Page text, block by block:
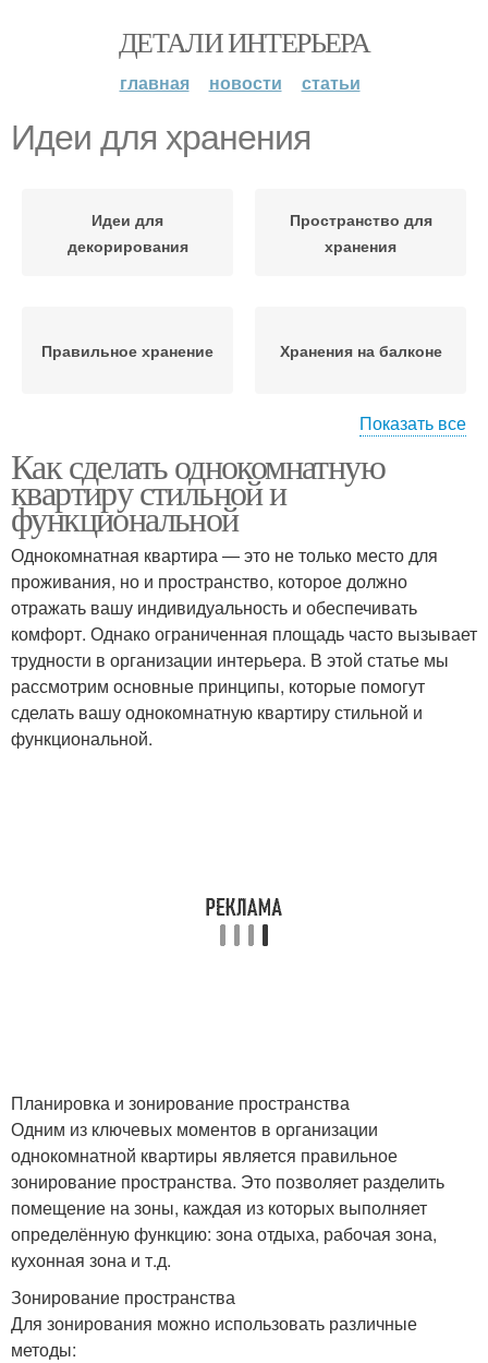
ДЕТАЛИ ИНТЕРЬЕРА
главная новости статьи
Идеи для хранения
Идеи для
декорирования
Пространство для
хранения
Правильное хранение Хранения на балконе
профессионалов
Хранения в квартире
Хранения на кухне
Показать все
Как сделать однокомнатную
квартиру стильной и
функциональной
Однокомнатная квартира — это не только место для
проживания, но и пространство, которое должно
отражать вашу индивидуальность и обеспечивать
комфорт. Однако ограниченная площадь часто вызывает
трудности в организации интерьера. В этой статье мы
рассмотрим основные принципы, которые помогут
сделать вашу однокомнатную квартиру стильной и
функциональной.
Планировка и зонирование пространства
Одним из ключевых моментов в организации
однокомнатной квартиры является правильное
зонирование пространства. Это позволяет разделить
помещение на зоны, каждая из которых выполняет
определённую функцию: зона отдыха, рабочая зона,
кухонная зона и т.д.
Зонирование пространства
Для зонирования можно использовать различные
методы: